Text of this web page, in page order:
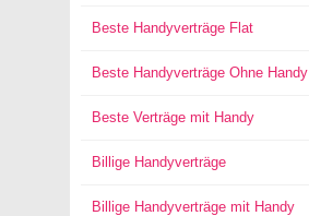
Beste Handyverträge Flat
Beste Handyverträge Ohne Handy
Beste Verträge mit Handy
Billige Handyverträge
Billige Handyverträge mit Handy